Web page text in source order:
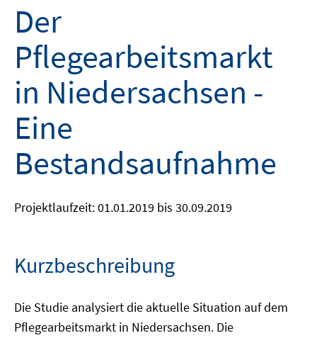
Der
Pflegearbeitsmarkt
in Niedersachsen -
Eine
Bestandsaufnahme
Projektlaufzeit: 01.01.2019 bis 30.09.2019
Kurzbeschreibung
Die Studie analysiert die aktuelle Situation auf dem
Pflegearbeitsmarkt in Niedersachsen. Die